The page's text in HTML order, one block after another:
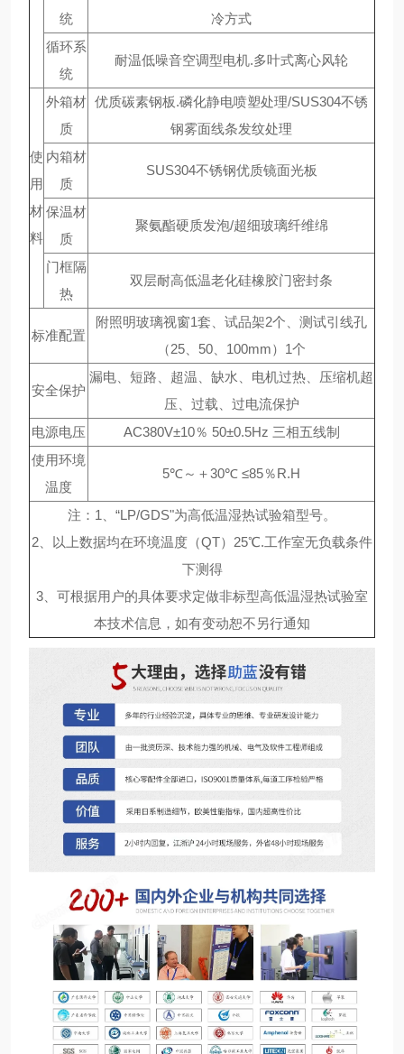
统
冷方式
循环系
统
耐温低噪音空调型电机.多叶式离心风轮
使
用
材
料
外箱材
质
优质碳素钢板.磷化静电喷塑处理/SUS304不锈
钢雾面线条发纹处理
内箱材
质
SUS304不锈钢优质镜面光板
保温材
质
聚氨酯硬质发泡/超细玻璃纤维绵
门框隔
热
双层耐高低温老化硅橡胶门密封条
标准配置
附照明玻璃视窗1套、试品架2个、测试引线孔
（25、50、100mm）1个
安全保护
漏电、短路、超温、缺水、电机过热、压缩机超
压、过载、过电流保护
电源电压
AC380V±10％ 50±0.5Hz 三相五线制
使用环境
温度
5℃～＋30℃ ≤85％R.H
注：1、“LP/GDS"为高低温湿热试验箱型号。
2、以上数据均在环境温度（QT）25℃.工作室无负载条件
下测得
3、可根据用户的具体要求定做非标型高低温湿热试验室
本技术信息，如有变动恕不另行通知